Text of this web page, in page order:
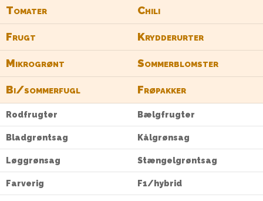
Tomater Chili
Frugt Krydderurter
Mikrogrønt Sommerblomster
Bi/sommerfugl Frøpakker
Rodfrugter Bælgfrugter
Bladgrøntsag Kålgrønsag
Løggrønsag Stængelgrøntsag
Farverig F1/hybrid